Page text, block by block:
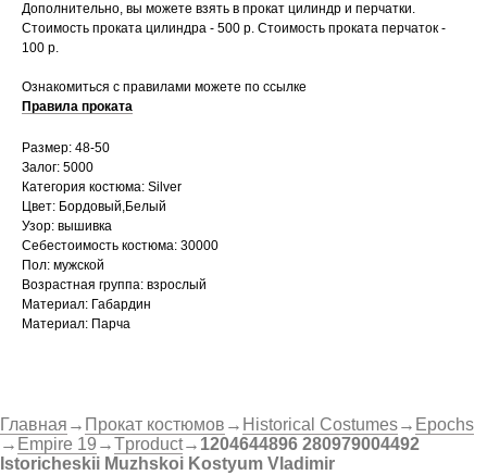
Дополнительно, вы можете взять в прокат цилиндр и перчатки.
Стоимость проката цилиндра - 500 р. Стоимость проката перчаток -
100 р.
Ознакомиться с правилами можете по ссылке
Правила проката
Размер: 48-50
Залог: 5000
Категория костюма: Silver
Цвет: Бордовый,Белый
Узор: вышивка
Себестоимость костюма: 30000
Пол: мужской
Возрастная группа: взрослый
Материал: Габардин
Материал: Парча
Главная → Прокат костюмов → Historical Costumes→ Epochs
→ Empire 19 →Tproduct→ 1204644896 280979004492
Istoricheskii Muzhskoi Kostyum Vladimir